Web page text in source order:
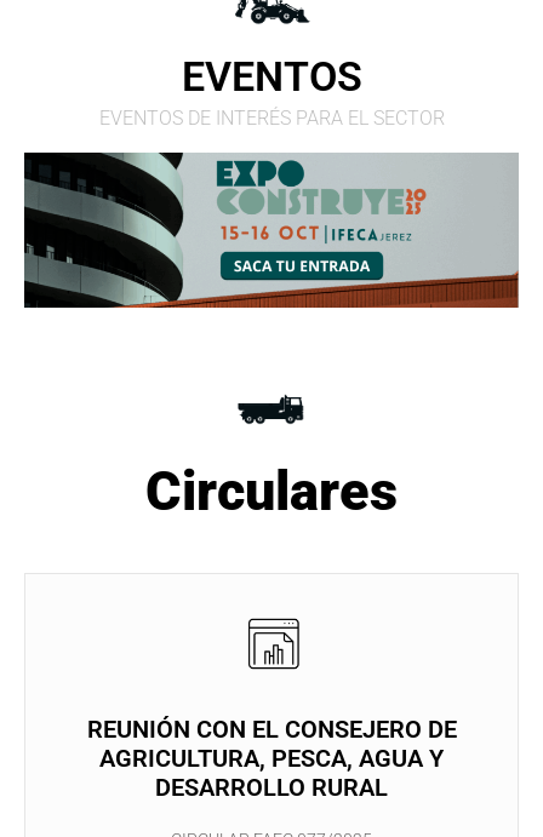
EVENTOS
EVENTOS DE INTERÉS PARA EL SECTOR
Circulares
REUNIÓN CON EL CONSEJERO DE
AGRICULTURA, PESCA, AGUA Y
DESARROLLO RURAL